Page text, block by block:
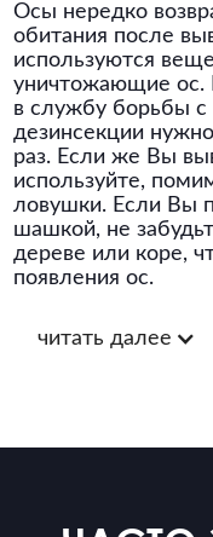
Осы нередко
обитания после
используются
уничтожающие ос.
в службу борьбы с
дезинсекции
раз. Если же Вы
используйте,
ловушки. Если Вы
шашкой, не
дереве или коре,
появления ос.
читать далее